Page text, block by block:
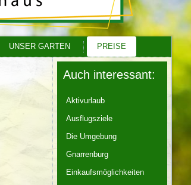
UNSER GARTEN PREISE
Auch interessant:
Aktivurlaub
Ausflugsziele
Die Umgebung
Gnarrenburg
Einkaufsmöglichkeiten